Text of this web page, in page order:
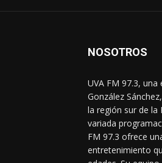
NOSOTROS
UVA FM 97.3,
González
la región sur de la
variada
FM 97.3 ofrece
entretenimiento